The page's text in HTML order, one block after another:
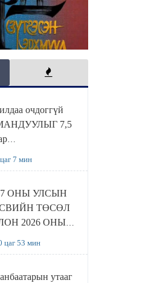
очдоггүй
7,5
7 мин
ОНЫ УЛСЫН
ТӨСӨЛ
2026 ОНЫ
цаг 53 мин
утааг